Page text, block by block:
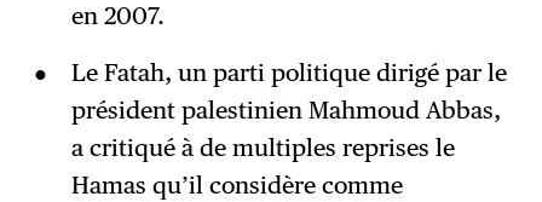
en 2007.
Le Fatah, un parti politique dirigé par le
président palestinien Mahmoud Abbas,
a critiqué à de multiples reprises le
Hamas qu’il considère comme